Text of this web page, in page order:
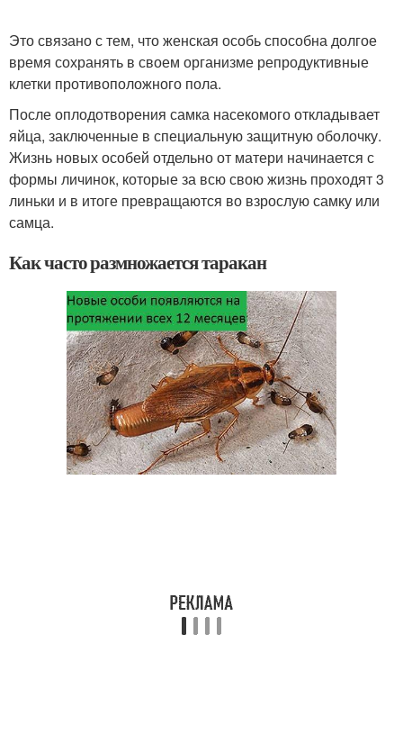
Это связано с тем, что женская особь способна долгое
время сохранять в своем организме репродуктивные
клетки противоположного пола.
После оплодотворения самка насекомого откладывает
яйца, заключенные в специальную защитную оболочку.
Жизнь новых особей отдельно от матери начинается с
формы личинок, которые за всю свою жизнь проходят 3
линьки и в итоге превращаются во взрослую самку или
самца.
Как часто размножается таракан